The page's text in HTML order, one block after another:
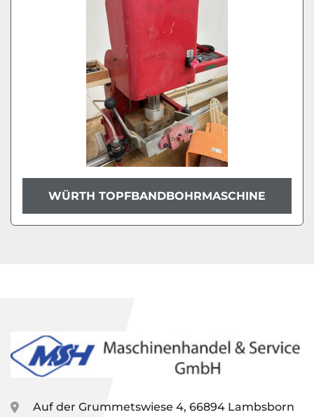
WÜRTH TOPFBANDBOHRMASCHINE
Auf der Grummetswiese 4, 66894 Lambsborn